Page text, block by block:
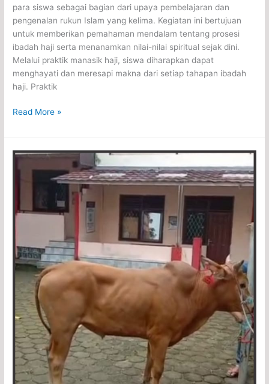
para siswa sebagai bagian dari upaya pembelajaran dan
pengenalan rukun Islam yang kelima. Kegiatan ini bertujuan
untuk memberikan pemahaman mendalam tentang prosesi
ibadah haji serta menanamkan nilai-nilai spiritual sejak dini.
Melalui praktik manasik haji, siswa diharapkan dapat
menghayati dan meresapi makna dari setiap tahapan ibadah
haji. Praktik
Read More »
Qurban
di
Ummah